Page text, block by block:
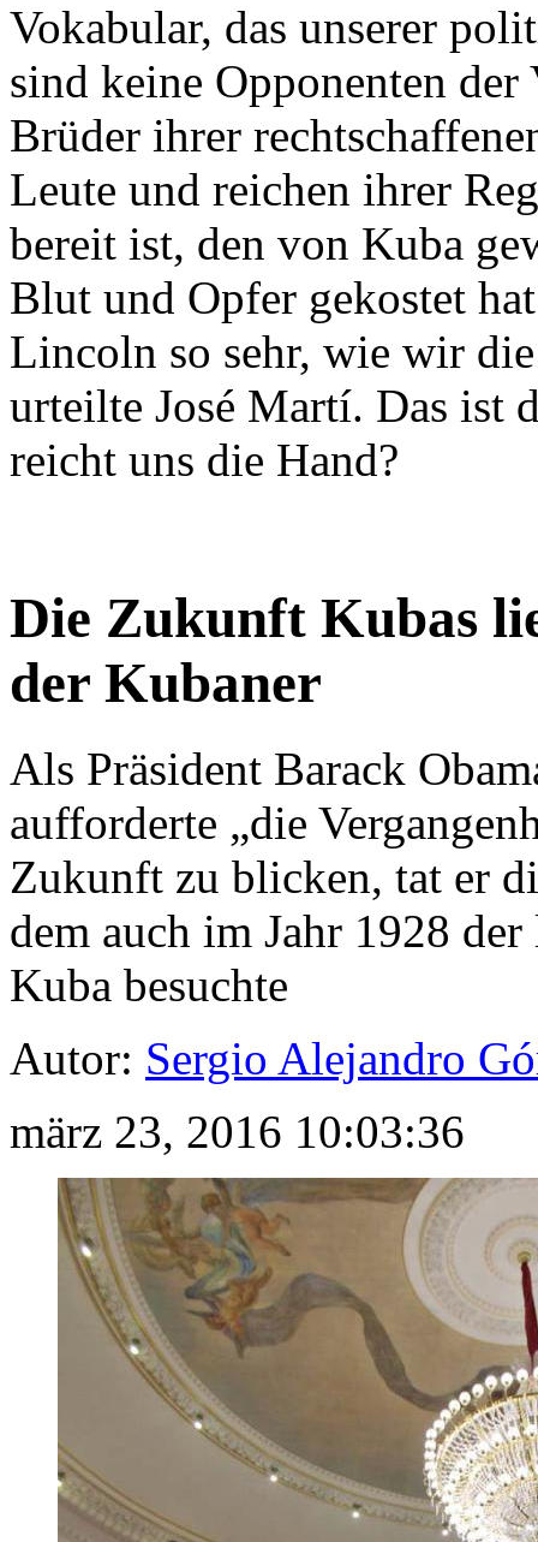
Vokabular, das unserer
sind keine Opponenten
Brüder ihrer
Leute und reichen ihrer
bereit ist, den von Kuba
Blut und Opfer gekostet
Lincoln so sehr, wie wir
urteilte José Martí. Das ist
reicht uns die Hand?
Die Zukunft Kubas
der Kubaner
Als Präsident Barack
aufforderte „die
Zukunft zu blicken, tat er
dem auch im Jahr 1928
Kuba besuchte
Autor: Sergio Alejandro
märz 23, 2016 10:03:36